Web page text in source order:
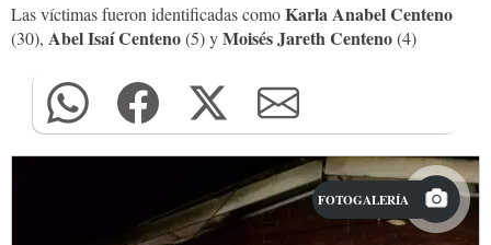
Las víctimas fueron identificadas comoKarla Anabel Centeno
(30), Abel Isaí Centeno(5) yMoisés Jareth Centeno(4)
FOTOGALERÍA